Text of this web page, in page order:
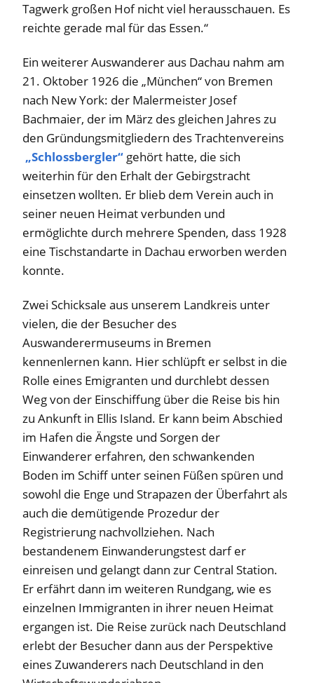
Tagwerk großen Hof nicht viel herausschauen. Es
reichte gerade mal für das Essen.“
Ein weiterer Auswanderer aus Dachau nahm am
21. Oktober 1926 die „München“ von Bremen
nach New York: der Malermeister Josef
Bachmaier, der im März des gleichen Jahres zu
den Gründungsmitgliedern des Trachtenvereins
„Schlossbergler“ gehört hatte, die sich
weiterhin für den Erhalt der Gebirgstracht
einsetzen wollten. Er blieb dem Verein auch in
seiner neuen Heimat verbunden und
ermöglichte durch mehrere Spenden, dass 1928
eine Tischstandarte in Dachau erworben werden
konnte.
Zwei Schicksale aus unserem Landkreis unter
vielen, die der Besucher des
Auswanderermuseums in Bremen
kennenlernen kann. Hier schlüpft er selbst in die
Rolle eines Emigranten und durchlebt dessen
Weg von der Einschiffung über die Reise bis hin
zu Ankunft in Ellis Island. Er kann beim Abschied
im Hafen die Ängste und Sorgen der
Einwanderer erfahren, den schwankenden
Boden im Schiff unter seinen Füßen spüren und
sowohl die Enge und Strapazen der Überfahrt als
auch die demütigende Prozedur der
Registrierung nachvollziehen. Nach
bestandenem Einwanderungstest darf er
einreisen und gelangt dann zur Central Station.
Er erfährt dann im weiteren Rundgang, wie es
einzelnen Immigranten in ihrer neuen Heimat
ergangen ist. Die Reise zurück nach Deutschland
erlebt der Besucher dann aus der Perspektive
eines Zuwanderers nach Deutschland in den